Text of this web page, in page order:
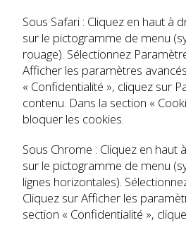
Sous Safari : Cliquez en haut à
sur le pictogramme de menu
rouage). Sélectionnez
Afficher les paramètres
« Confidentialité », cliquez sur
contenu. Dans la section «
bloquer les cookies.
Sous Chrome : Cliquez en haut
sur le pictogramme de menu
lignes horizontales).
Cliquez sur Afficher les
section « Confidentialité »,